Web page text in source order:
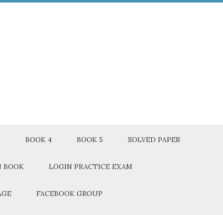
BOOK 4 BOOK 5 SOLVED PAPER
BOOK LOGIN PRACTICE EXAM
FACEBOOK GROUP